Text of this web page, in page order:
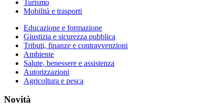
Turismo
Mobilità e trasporti
Educazione e formazione
Giustizia e sicurezza pubblica
Tributi, finanze e contravvenzioni
Ambiente
Salute, benessere e assistenza
Autorizzazioni
Agricoltura e pesca
Novità